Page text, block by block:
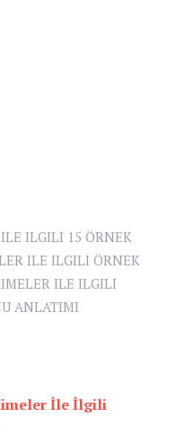
ILE ILGILI 15 ÖRNEK
ILE ILGILI ÖRNEK
ILE ILGILI
ANLATIMI
İle İlgili